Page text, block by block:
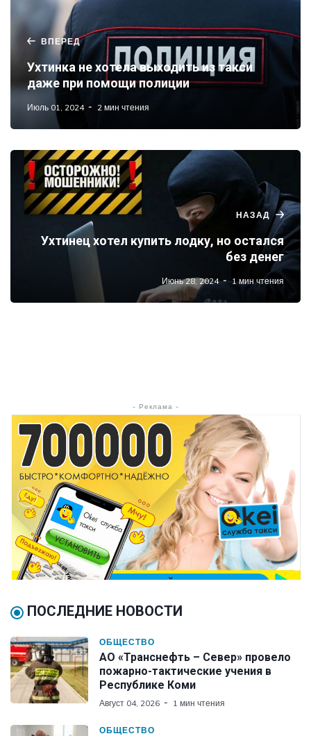
ВПЕРЕД
Ухтинка не хотела выходить из такси
даже при помощи полиции
Июль 01, 2024 2 мин чтения
НАЗАД
Ухтинец хотел купить лодку, но остался
без денег
Июнь 28, 2024 1 мин чтения
- Реклама -
ПОСЛЕДНИЕ НОВОСТИ
ОБЩЕСТВО
АО «Транснефть – Север» провело
пожарно-тактические учения в
Республике Коми
Август 04, 2026 1 мин чтения
ОБЩЕСТВО